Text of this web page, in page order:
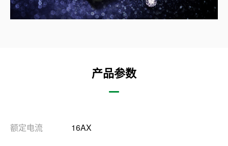
产品参数
额定电流 16AX